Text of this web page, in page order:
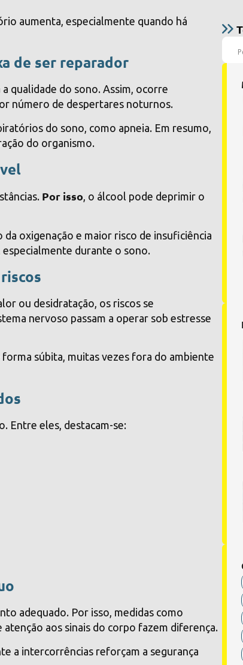
aumenta, especialmente quando há
de ser reparador
qualidade do sono. Assim, ocorre
número de despertares noturnos.
do sono, como apneia. Em resumo,
do organismo.
Por isso, o álcool pode deprimir o
oxigenação e maior risco de insuficiência
durante o sono.
ou desidratação, os riscos se
nervoso passam a operar sob estresse
súbita, muitas vezes fora do ambiente
Entre eles, destacam-se:
adequado. Por isso, medidas como
aos sinais do corpo fazem diferença.
a intercorrências reforçam a segurança